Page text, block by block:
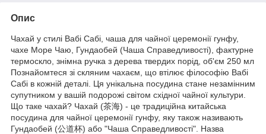
Опис
Чахай у стилі Вабі Сабі, чаша для чайної церемонії гунфу,
чахе Море Чаю, Гундаобей (Чаша Справедливості), фактурне
термоскло, знімна ручка з дерева твердих порід, об'єм 250 мл
Познайомтеся зі скляним чахаєм, що втілює філософію Вабі
Сабі в кожній деталі. Ця унікальна посудина стане незамінним
супутником у вашій подорожі світом східної чайної культури.
Що таке чахай? Чахай (茶海) - це традиційна китайська
посудина для чайної церемонії гунфу, яку також називають
Гундаобей (公道杯) або "Чаша Справедливості". Назва